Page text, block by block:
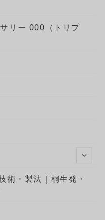
リー 000（トリプ
術・製法｜桐生発・